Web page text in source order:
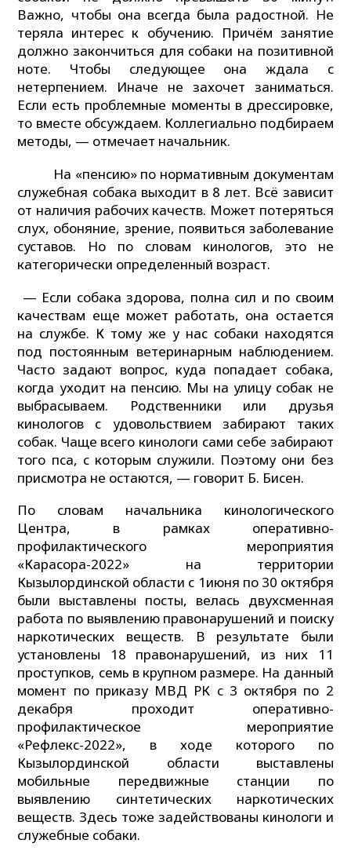
Важно, чтобы она всегда была радостной. Не
теряла интерес к обучению. Причём занятие
должно закончиться для собаки на позитивной
ноте. Чтобы следующее она ждала с
нетерпением. Иначе не захочет заниматься.
Если есть проблемные моменты в дрессировке,
то вместе обсуждаем. Коллегиально подбираем
методы, — отмечает начальник.
На «пенсию» по нормативным документам
служебная собака выходит в 8 лет. Всё зависит
от наличия рабочих качеств. Может потеряться
слух, обоняние, зрение, появиться заболевание
суставов. Но по словам кинологов, это не
категорически определенный возраст.
— Если собака здорова, полна сил и по своим
качествам еще может работать, она остается
на службе. К тому же у нас собаки находятся
под постоянным ветеринарным наблюдением.
Часто задают вопрос, куда попадает собака,
когда уходит на пенсию. Мы на улицу собак не
выбрасываем. Родственники или друзья
кинологов с удовольствием забирают таких
собак. Чаще всего кинологи сами себе забирают
того пса, с которым служили. Поэтому они без
присмотра не остаются, — говорит Б. Бисен.
По словам начальника кинологического
Центра, в рамках оперативно-
профилактического мероприятия
«Карасора-2022» на территории
Кызылординской области с 1июня по 30 октября
были выставлены посты, велась двухсменная
работа по выявлению правонарушений и поиску
наркотических веществ. В результате были
установлены 18 правонарушений, из них 11
проступков, семь в крупном размере. На данный
момент по приказу МВД РК с 3 октября по 2
декабря проходит оперативно-
профилактическое мероприятие
«Рефлекс-2022», в ходе которого по
Кызылординской области выставлены
мобильные передвижные станции по
выявлению синтетических наркотических
веществ. Здесь тоже задействованы кинологи и
служебные собаки.